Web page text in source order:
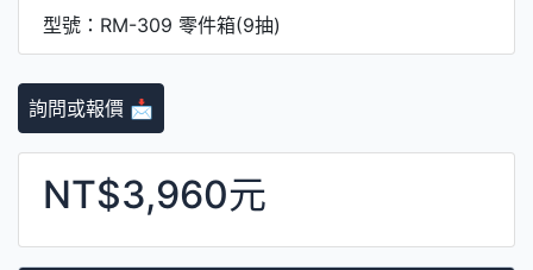
型號：RM-309 零件箱(9抽)
詢問或報價 📩
NT$3,960元